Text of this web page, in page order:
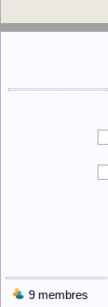
9 membres